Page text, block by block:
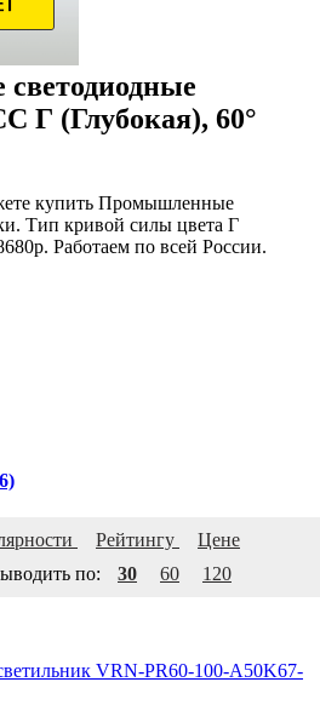
Г (Глубокая), 60°
купить Промышленные
Тип кривой силы цвета Г
Работаем по всей России.
Рейтингу
Цене
по:
30 60 120
VRN-PR60-100-A50K67-